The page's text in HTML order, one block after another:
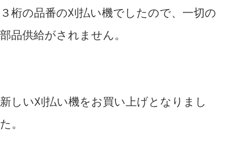
３桁の品番の刈払い機でしたので、一切の
部品供給がされません。
新しい刈払い機をお買い上げとなりまし
た。